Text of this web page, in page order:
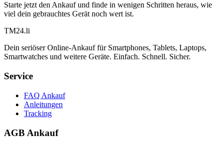
Starte jetzt den Ankauf und finde in wenigen Schritten heraus, wie
viel dein gebrauchtes Gerät noch wert ist.
TM24.li
Dein seriöser Online-Ankauf für Smartphones, Tablets, Laptops,
Smartwatches und weitere Geräte. Einfach. Schnell. Sicher.
Service
FAQ Ankauf
Anleitungen
Tracking
AGB Ankauf